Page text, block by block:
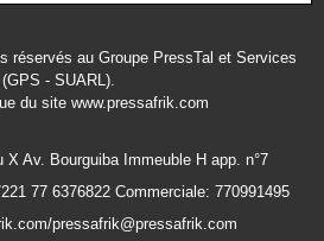
réservés au Groupe PressTal et Services
(GPS - SUARL).
du site www.pressafrik.com
X Av. Bourguiba Immeuble H app. n°7
77 6376822 Commerciale: 770991495
pressafrik@pressafrik.com